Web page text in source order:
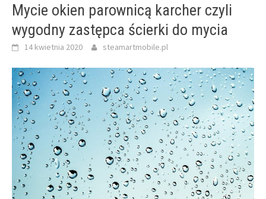
Mycie okien parownicą karcher czyli
wygodny zastępca ścierki do mycia
14 kwietnia 2020 steamartmobile.pl